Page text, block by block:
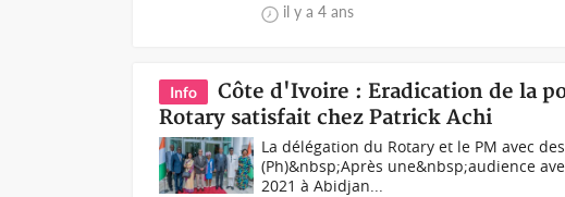
il y a 4 ans
Info
Côte d'Ivoire : Eradication de la
Rotary satisfait chez Patrick Achi
La délégation du Rotary et le PM avec
(Ph)&nbsp;Après une&nbsp;audience
2021 à Abidjan...